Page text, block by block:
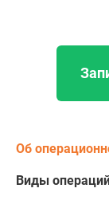
Об
Виды